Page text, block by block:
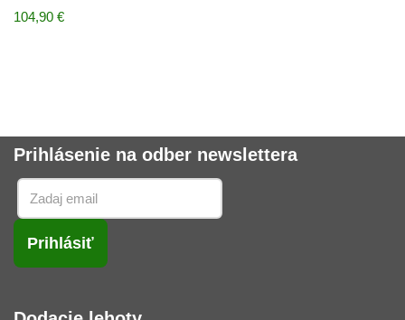
104,90 €
Prihlásenie na odber newslettera